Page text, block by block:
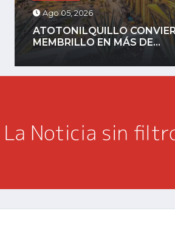
Ago 05, 2026
RECUPERAN
EN MENOS DE 24...